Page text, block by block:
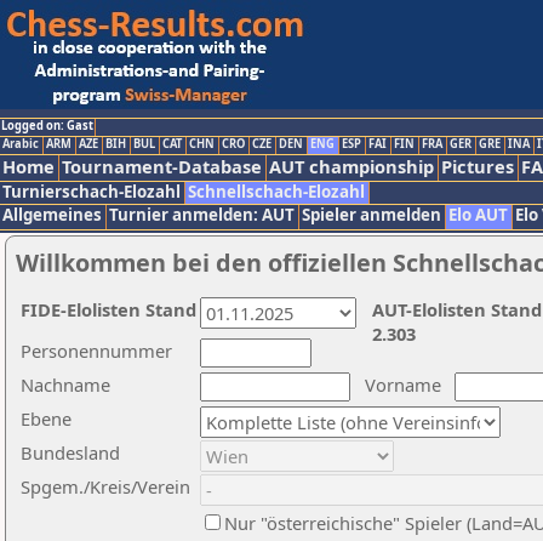
Logged on: Gast
Arabic ARM AZE BIH BUL CAT CHN CRO CZE DEN ENG ESP FAI FIN FRA GER GRE INA
Home Tournament-Database AUT championship Pictures
Turnierschach-Elozahl Schnellschach-Elozahl
Allgemeines Turnier anmelden: AUT Spieler anmelden Elo AUT
Willkommen bei den offiziellen
Nachname
Vorname
Ebene
Personennummer
Bundesland
Spgem./Kreis/Verein
Nur "österreichische" Spieler
AUT-Elolisten
2.303
FIDE-Elolisten Stand